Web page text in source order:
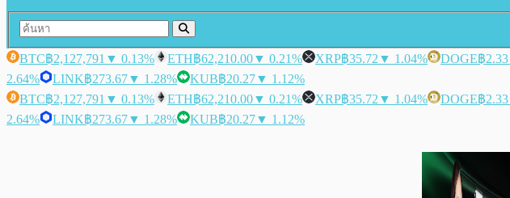
BTC฿2,127,791 ▼ 0.13% ETH฿62,210.00▼ 0.21% XRP฿35.72 ▼ 1.04% DOGE฿2.33
2.64%
LINK฿273.67▼ 1.28% KUB฿20.27▼ 1.12%
BTC฿2,127,791 ▼ 0.13% ETH฿62,210.00▼ 0.21% XRP฿35.72 ▼ 1.04% DOGE฿2.33
2.64%
LINK฿273.67▼ 1.28% KUB฿20.27▼ 1.12%